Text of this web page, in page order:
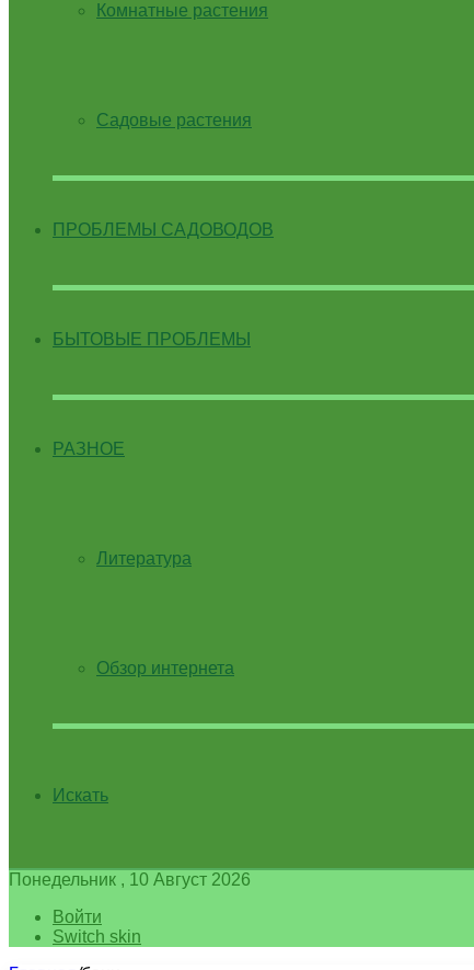
Комнатные растения
Садовые растения
ПРОБЛЕМЫ САДОВОДОВ
БЫТОВЫЕ ПРОБЛЕМЫ
РАЗНОЕ
Литература
Обзор интернета
Искать
Понедельник , 10 Август 2026
Войти
Switch skin